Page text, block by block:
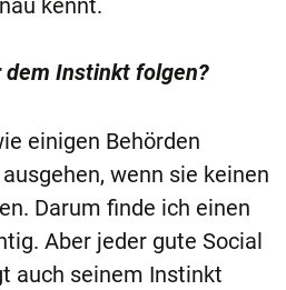
kennt.
Instinkt folgen?
einigen Behörden
wenn sie keinen
Darum finde ich einen
Aber jeder gute Social
auch seinem Instinkt